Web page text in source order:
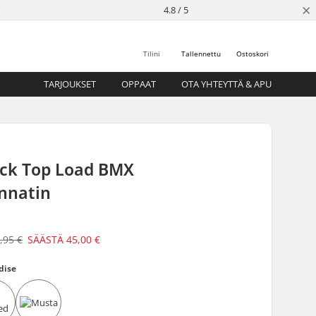
4.8 / 5 ×
Ostoskori
Tallennettu
Tilini
TARJOUKSET OPPAAT OTA YHTEYTTÄ & APU
Top Load BMX
€ SÄÄSTÄ45,00 €